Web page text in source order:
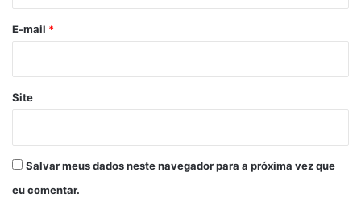
*
E-mail *
Site
Salvar meus dados neste navegador para a próxima vez que
eu comentar.